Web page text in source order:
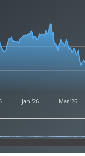
Jan '26 Mar '26